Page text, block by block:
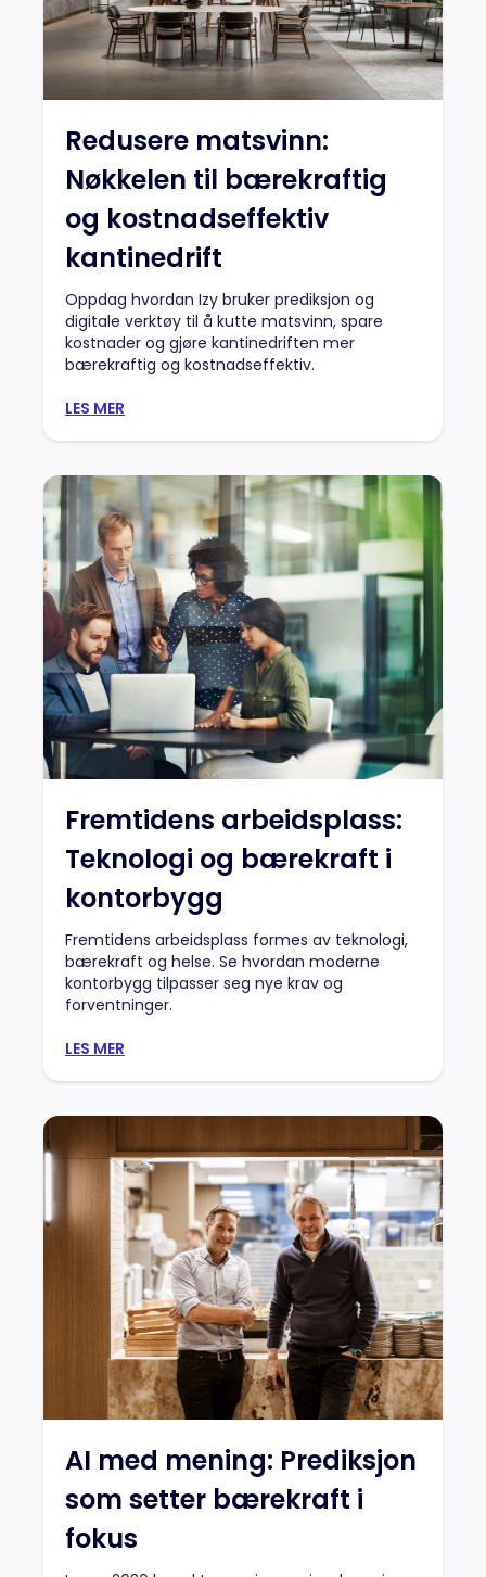
Redusere matsvinn:
Nøkkelen til bærekraftig
og kostnadseffektiv
kantinedrift
Oppdag hvordan Izy bruker prediksjon og
digitale verktøy til å kutte matsvinn, spare
kostnader og gjøre kantinedriften mer
bærekraftig og kostnadseffektiv.
LES MER
Fremtidens arbeidsplass:
Teknologi og bærekraft i
kontorbygg
Fremtidens arbeidsplass formes av teknologi,
bærekraft og helse. Se hvordan moderne
kontorbygg tilpasser seg nye krav og
forventninger.
LES MER
AI med mening: Prediksjon
som setter bærekraft i
fokus